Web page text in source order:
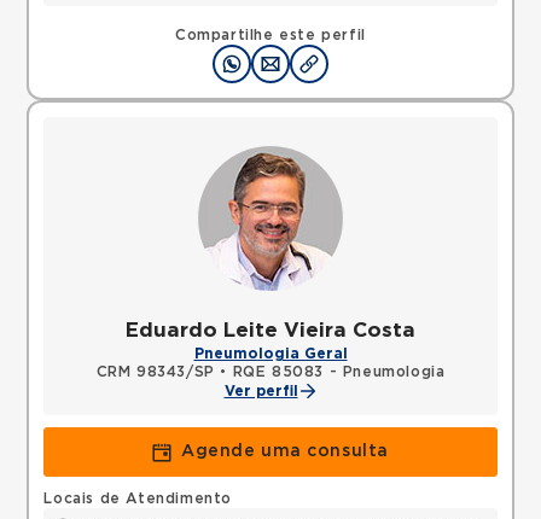
Compartilhe este perfil
Eduardo Leite Vieira Costa
Pneumologia Geral
CRM 98343/SP •
RQE 85083 - Pneumologia
Ver perfil
Agende uma consulta
Locais de Atendimento